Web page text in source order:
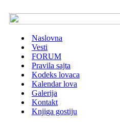
Naslovna
Vesti
FORUM
Pravila sajta
Kodeks lovaca
Kalendar lova
Galerija
Kontakt
Knjiga gostiju